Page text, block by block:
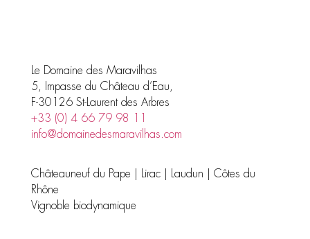
Le Domaine des Maravilhas
5, Impasse du Château d’Eau,
F-30126 St-Laurent des Arbres
+33 (0) 4 66 79 98 11
info@domainedesmaravilhas.com
Châteauneuf du Pape | Lirac | Laudun | Côtes du
Rhône
Vignoble biodynamique